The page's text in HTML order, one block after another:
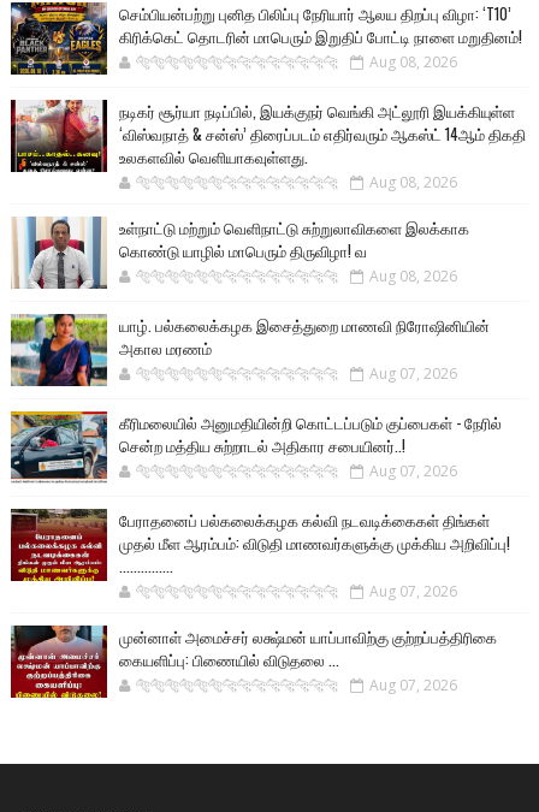
செம்பியன்பற்று புனித பிலிப்பு நேரியார் ஆலய திறப்பு விழா: ‘T10’
கிரிக்கெட் தொடரின் மாபெரும் இறுதிப் போட்டி நாளை மறுதினம்!
🐅🐅🐅🐅🐅🐅🐆🐆🐆🐆🐆🐆🐆🐆 Aug 08, 2026
நடிகர் சூர்யா நடிப்பில், இயக்குநர் வெங்கி அட்லூரி இயக்கியுள்ள
‘விஸ்வநாத் & சன்ஸ்’ திரைப்படம் எதிர்வரும் ஆகஸ்ட் 14ஆம் திகதி
உலகளவில் வெளியாகவுள்ளது.
🐅🐅🐅🐅🐅🐅🐆🐆🐆🐆🐆🐆🐆🐆 Aug 08, 2026
உள்நாட்டு மற்றும் வெளிநாட்டு சுற்றுலாவிகளை இலக்காக
கொண்டு யாழில் மாபெரும் திருவிழா! வ
🐅🐅🐅🐅🐅🐅🐆🐆🐆🐆🐆🐆🐆🐆 Aug 08, 2026
யாழ். பல்கலைக்கழக இசைத்துறை மாணவி நிரோஷினியின்
அகால மரணம்
🐅🐅🐅🐅🐅🐅🐆🐆🐆🐆🐆🐆🐆🐆 Aug 07, 2026
கீரிமலையில் அனுமதியின்றி கொட்டப்படும் குப்பைகள் - நேரில்
சென்ற மத்திய சுற்றாடல் அதிகார சபையினர்..!
🐅🐅🐅🐅🐅🐅🐆🐆🐆🐆🐆🐆🐆🐆 Aug 07, 2026
பேராதனைப் பல்கலைக்கழக கல்வி நடவடிக்கைகள் திங்கள்
முதல் மீள ஆரம்பம்: விடுதி மாணவர்களுக்கு முக்கிய அறிவிப்பு!
...............
🐅🐅🐅🐅🐅🐅🐆🐆🐆🐆🐆🐆🐆🐆 Aug 07, 2026
முன்னாள் அமைச்சர் லக்ஷ்மன் யாப்பாவிற்கு குற்றப்பத்திரிகை
கையளிப்பு: பிணையில் விடுதலை ...
🐅🐅🐅🐅🐅🐅🐆🐆🐆🐆🐆🐆🐆🐆 Aug 07, 2026